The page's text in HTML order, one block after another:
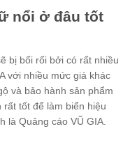
nổi ở đâu tốt
bị bối rối bởi có rất nhiều
với nhiều mức giá khác
và bảo hành sản phẩm
tốt để làm biển hiệu
là Quảng cáo VŨ GIA.